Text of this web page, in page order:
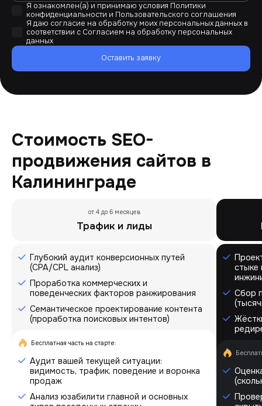
Я ознакомлен(а) и принимаю условия Политики
конфиденциальности и Пользовательского соглашения
Я даю согласие на обработку моих персональных данных в
соответствии с Согласием на обработку персональных
данных
Оставить заявку
Стоимость SEO-
продвижения сайтов в
Калининграде
от 4 до 6 месяцев
Трафик и лиды
Глубокий аудит конверсионных путей
(CPA/CPL анализ)
Проработка коммерческих и
поведенческих факторов ранжирования
Семантическое проектирование контента
(проработка поисковых интентов)
Бесплатная часть на старте:
Аудит вашей текущей ситуации:
видимость, трафик, поведение и воронка
продаж
Анализ юзабилити главной и основных
стыке
Сбор